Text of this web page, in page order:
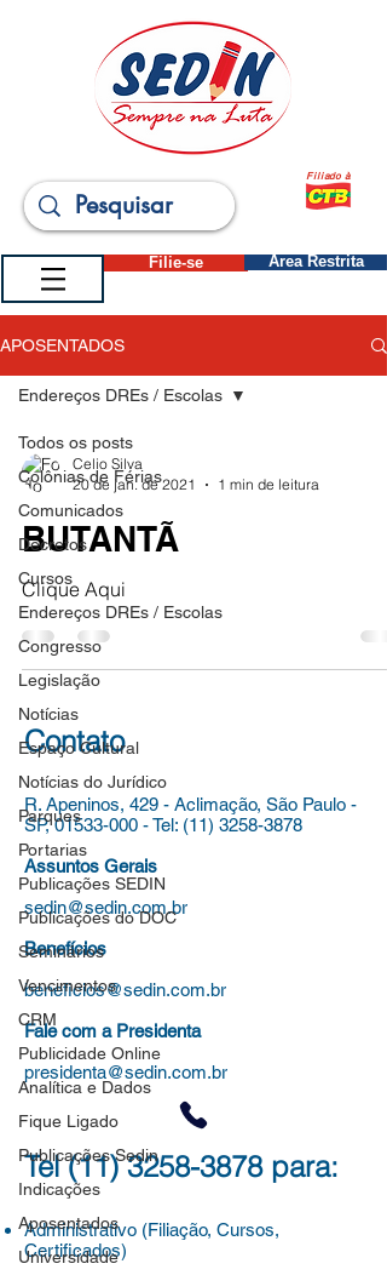
Filiado à
Filie-se Área Restrita
APOSENTADOS
Todos os posts
Colônias de Férias
Comunicados
Decretos
Cursos
Endereços DREs / Escolas
Congresso
Legislação
Notícias
Espaço Cultural
Notícias do Jurídico
Parques
Portarias
Publicações SEDIN
Publicações do DOC
Seminários
Vencimentos
CRM
Publicidade Online
Analítica e Dados
Fique Ligado
Publicações Sedin
Indicações
Aposentados
Universidade
Endereços DREs / Escolas
Celio Silva
20 de jan. de 2021
1 min de leitura
BUTANTÃ
Clique Aqui
Contato
R. Apeninos, 429 - Aclimação, São Paulo -
SP,01533-000 -Tel: (11) 3258-3878
Assuntos Gerais
sedin@sedin.com.br
Benefícios
beneficios@sedin.com.br
Fale com a Presidenta
presidenta@sedin.com.br
Tel(11) 3258-3878para:
Administrativo (Filiação, Cursos,
Certificados)